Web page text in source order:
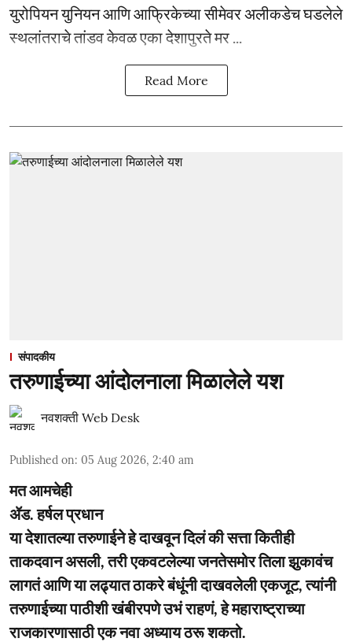
युरोपियन युनियन आणि आफ्रिकेच्या सीमेवर अलीकडेच घडलेले
स्थलांतराचे तांडव केवळ एका देशापुरते मर ...
Read More
संपादकीय
तरुणाईच्या आंदोलनाला मिळालेले यश
नवशक्ती Web Desk
Published on: 05 Aug 2026, 2:40 am
मत आमचेही
ॲड. हर्षल प्रधान
या देशातल्या तरुणाईने हे दाखवून दिलं की सत्ता कितीही
ताकदवान असली, तरी एकवटलेल्या जनतेसमोर तिला झुकावंच
लागतं आणि या लढ्यात ठाकरे बंधूंनी दाखवलेली एकजूट, त्यांनी
तरुणाईच्या पाठीशी खंबीरपणे उभं राहणं, हे महाराष्ट्राच्या
राजकारणासाठी एक नवा अध्याय ठरू शकतो.